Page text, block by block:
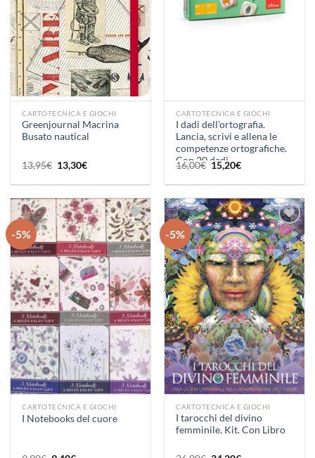
CARTOTECNICA E GIOCHI
Greenjournal Macrina
Busato nautical
13,95€ Il
prezzo
originale
13,95€.
13,30€Il
attuale
13,30€.
CARTOTECNICA E GIOCHI
I dadi dell’ortografia.
Lancia, scrivi e allena le
competenze ortografiche.
Con 20 dadi
16,00€ Il
prezzo
originale
16,00€.
15,20€Il
attuale
15,20€.
-5%
Aggiungi
alla lista
dei
desideri
CARTOTECNICA E GIOCHI
I Notebooks del cuore
-5%
Aggiungi
alla lista
dei
desideri
CARTOTECNICA E GIOCHI
I tarocchi del divino
femminile. Kit. Con Libro